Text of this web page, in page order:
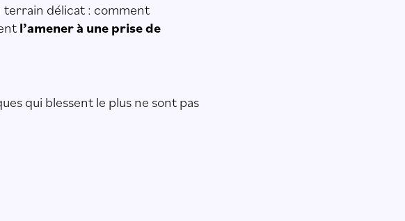
terrain délicat : comment
l’amener à une prise de
qui blessent le plus ne sont pas